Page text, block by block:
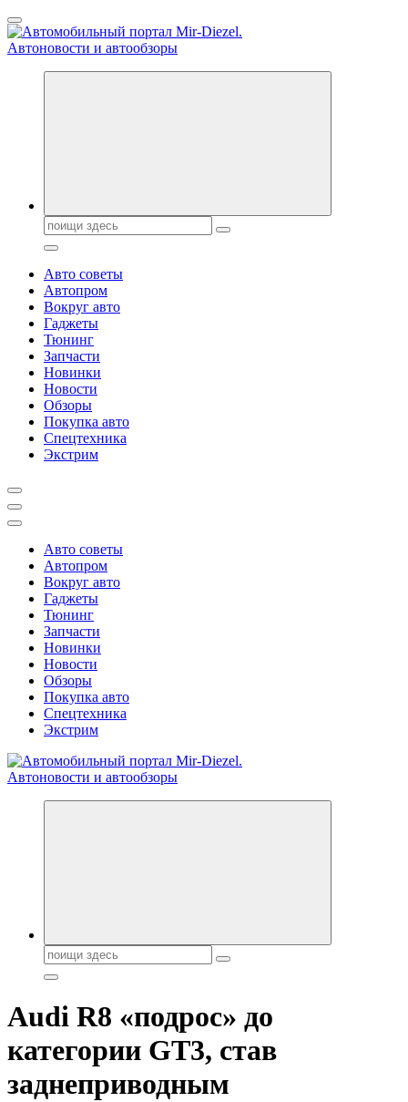
Перейти
к
содержанию
Справочник автомобилиста. Обзор новинок популярных
Поиск:
Авто советы
Автопром
Вокруг авто
Гаджеты
Тюнинг
Запчасти
Новинки
Новости
Обзоры
Покупка авто
Спецтехника
Экстрим
Авто советы
Автопром
Вокруг авто
Гаджеты
Тюнинг
Запчасти
Новинки
Новости
Обзоры
Покупка авто
Спецтехника
Экстрим
Справочник автомобилиста. Обзор новинок популярных
Поиск:
Audi R8 «подрос» до
категории GT3, став
заднеприводным